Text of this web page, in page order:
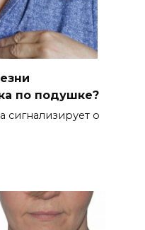
по подушке?
о